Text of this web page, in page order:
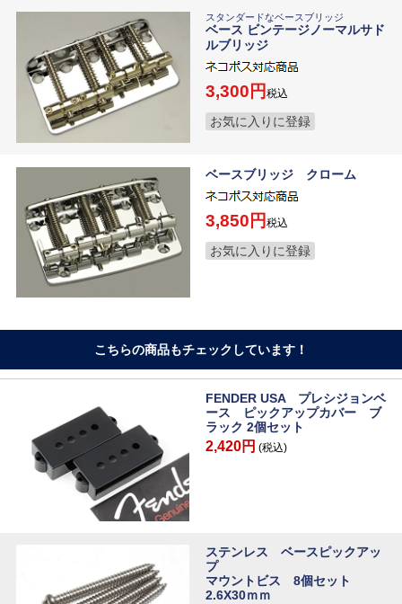
スタンダードなベースブリッジ
ベース ビンテージノーマルサド
ルブリッジ
3,300 税込
お気に入りに登録
ベースブリッジ クローム
3,850 税込
お気に入りに登録
こちらの商品もチェックしています！
FENDER USA プレシジョンベ
ース ピックアップカバー ブ
ラック 2個セット
2,420円 (税込)
ステンレス ベースピックアッ
プ
マウントビス 8個セット
2.6X30ｍｍ